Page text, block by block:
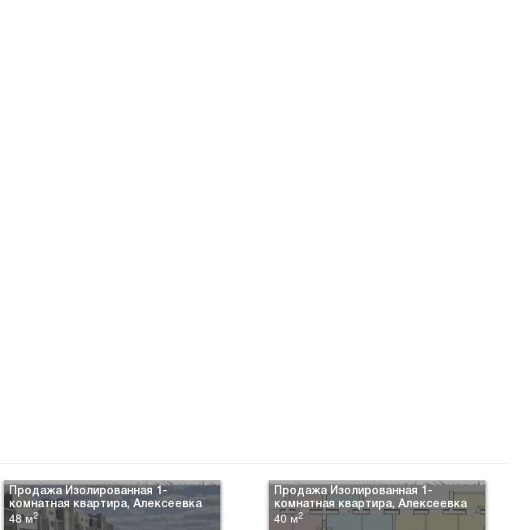
Продажа Изолированная 1-
комнатная квартира, Алексеевка
48 м2
Продажа Изолированная 1-
комнатная квартира, Алексеевка
40 м2